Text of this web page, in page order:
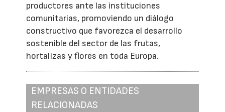
productores ante las instituciones
comunitarias, promoviendo un diálogo
constructivo que favorezca el desarrollo
sostenible del sector de las frutas,
hortalizas y flores en toda Europa.
EMPRESAS O ENTIDADES
RELACIONADAS